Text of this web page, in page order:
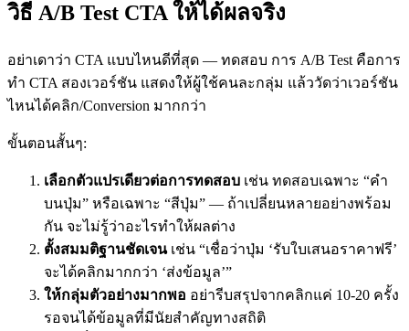
วิธี A/B Test CTA ให้ได้ผลจริง
อย่าเดาว่า CTA แบบไหนดีที่สุด — ทดสอบ การ A/B Test คือการ
ทำ CTA สองเวอร์ชัน แสดงให้ผู้ใช้คนละกลุ่ม แล้ววัดว่าเวอร์ชัน
ไหนได้คลิก/Conversion มากกว่า
ขั้นตอนสั้นๆ:
เลือกตัวแปรเดียวต่อการทดสอบ เช่น ทดสอบเฉพาะ “คำ
บนปุ่ม” หรือเฉพาะ “สีปุ่ม” — ถ้าเปลี่ยนหลายอย่างพร้อม
กัน จะไม่รู้ว่าอะไรทำให้ผลต่าง
ตั้งสมมติฐานชัดเจนเช่น “เชื่อว่าปุ่ม ‘รับใบเสนอราคาฟรี’
จะได้คลิกมากกว่า ‘ส่งข้อมูล’”
ให้กลุ่มตัวอย่างมากพอ อย่ารีบสรุปจากคลิกแค่ 10-20 ครั้ง
รอจนได้ข้อมูลที่มีนัยสำคัญทางสถิติ